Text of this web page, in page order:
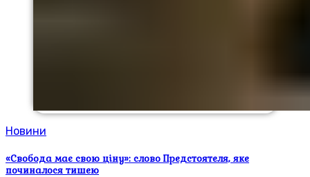
Новини
«Свобода має свою ціну»: слово Предстоятеля, яке
починалося тишею